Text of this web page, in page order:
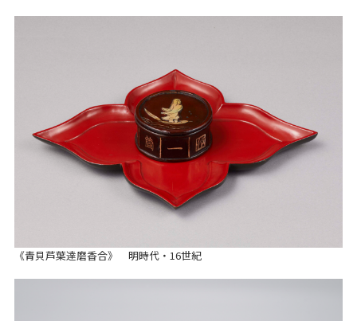
《青貝芦葉達磨香合》 明時代・16世紀